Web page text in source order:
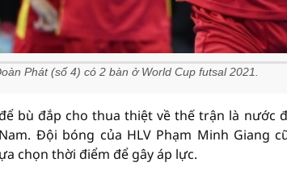
Phát (số 4) có 2 bàn ở World Cup futsal 2021.
bù đắp cho thua thiệt về thế trận là nước
Đội bóng của HLV Phạm Minh Giang
chọn thời điểm để gây áp lực.